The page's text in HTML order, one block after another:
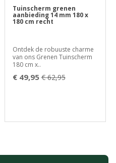
Tuinscherm grenen
aanbieding 14 mm 180 x
180 cm recht
Ontdek de robuuste charme
van ons Grenen Tuinscherm
180 cm x..
€ 49,95 € 62,95